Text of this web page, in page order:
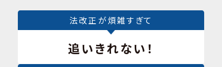
法改正が煩雑すぎて
追いきれない！